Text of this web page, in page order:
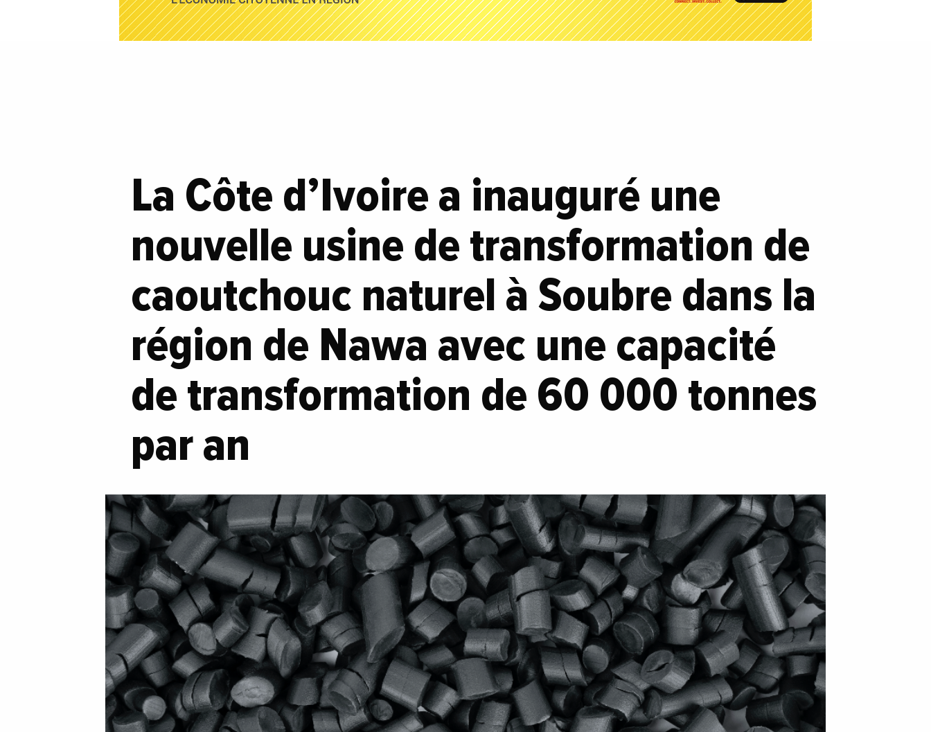
La Côte d’Ivoire a inauguré une
nouvelle usine de transformation de
caoutchouc naturel à Soubre dans la
région de Nawa avec une capacité
de transformation de 60 000 tonnes
par an